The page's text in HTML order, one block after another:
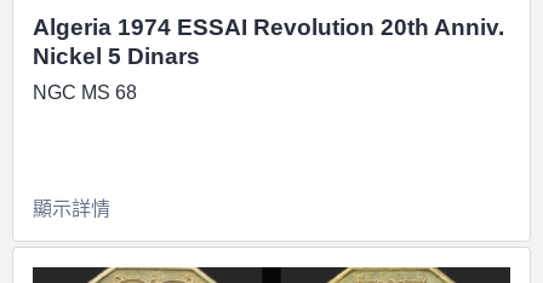
Algeria 1974 ESSAI Revolution 20th Anniv.
Nickel 5 Dinars
NGC MS 68
顯示詳情